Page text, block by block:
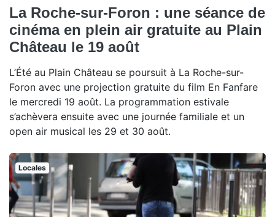
La Roche-sur-Foron : une séance de
cinéma en plein air gratuite au Plain
Château le 19 août
L’Été au Plain Château se poursuit à La Roche-sur-
Foron avec une projection gratuite du film En Fanfare
le mercredi 19 août. La programmation estivale
s’achèvera ensuite avec une journée familiale et un
open air musical les 29 et 30 août.
Locales